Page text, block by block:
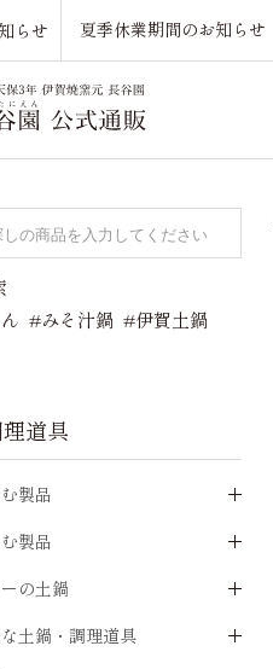
らせ 夏季休業期間のお知らせ
#みそ汁鍋 #伊賀土鍋
道具
製品
製品
の土鍋
土鍋・調理道具